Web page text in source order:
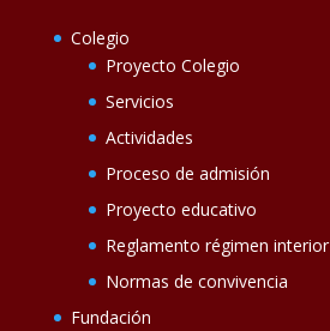
Colegio
Proyecto Colegio
Servicios
Actividades
Proceso de admisión
Proyecto educativo
Reglamento régimen interior
Normas de convivencia
Fundación